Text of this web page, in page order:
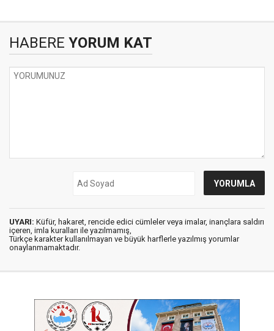
HABERE YORUM KAT
UYARI: Küfür, hakaret, rencide edici cümleler veya imalar, inançlara saldırı
içeren, imla kuralları ile yazılmamış,
Türkçe karakter kullanılmayan ve büyük harflerle yazılmış yorumlar
onaylanmamaktadır.